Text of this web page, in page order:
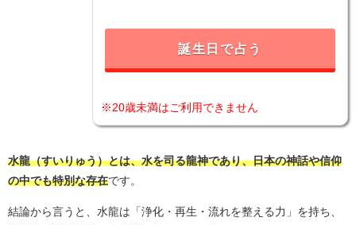
誕生日で占う
※20歳未満はご利用できません
水龍（すいりゅう）とは、水を司る龍神であり、日本の神話や信仰
の中でも特別な存在です。
結論から言うと、水龍は「浄化・再生・流れを整える力」を持ち、